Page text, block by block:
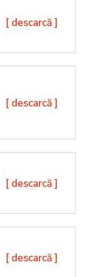
[ descarcă ]
[ descarcă ]
[ descarcă ]
[ descarcă ]